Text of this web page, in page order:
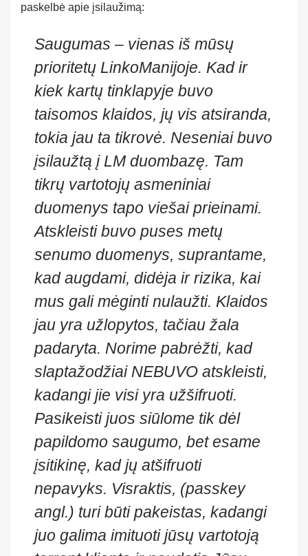
paskelbė apie įsilaužimą:
Saugumas – vienas iš mūsų
prioritetų LinkoManijoje. Kad ir
kiek kartų tinklapyje buvo
taisomos klaidos, jų vis atsiranda,
tokia jau ta tikrovė. Neseniai buvo
įsilaužtą į LM duombazę. Tam
tikrų vartotojų asmeniniai
duomenys tapo viešai prieinami.
Atskleisti buvo puses metų
senumo duomenys, suprantame,
kad augdami, didėja ir rizika, kai
mus gali mėginti nulaužti. Klaidos
jau yra užlopytos, tačiau žala
padaryta. Norime pabrėžti, kad
slaptažodžiai NEBUVO atskleisti,
kadangi jie visi yra užšifruoti.
Pasikeisti juos siūlome tik dėl
papildomo saugumo, bet esame
įsitikinę, kad jų atšifruoti
nepavyks. Visraktis, (passkey
angl.) turi būti pakeistas, kadangi
juo galima imituoti jūsų vartotoją